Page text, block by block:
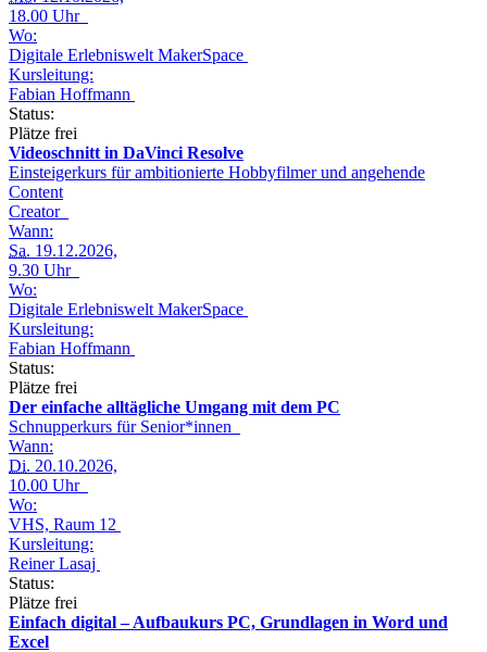
18.00 Uhr
Wo:
Digitale Erlebniswelt MakerSpace
Kursleitung:
Fabian Hoffmann
Status:
Plätze frei
Videoschnitt in DaVinci Resolve
Einsteigerkurs für ambitionierte Hobbyfilmer und angehende
Content
Creator
Wann:
Sa. 19.12.2026,
9.30 Uhr
Wo:
Digitale Erlebniswelt MakerSpace
Kursleitung:
Fabian Hoffmann
Status:
Plätze frei
Der einfache alltägliche Umgang mit dem PC
Schnupperkurs für Senior*innen
Wann:
Di. 20.10.2026,
10.00 Uhr
Wo:
VHS, Raum 12
Kursleitung:
Reiner Lasaj
Status:
Plätze frei
Einfach digital – Aufbaukurs PC, Grundlagen in Word und
Excel